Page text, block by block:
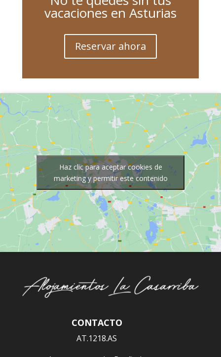
vacaciones en Asturias
Reservar ahora
Haz clic para aceptar cookies de
marketing y permitir este contenido
CONTACTO
AT.1218.AS